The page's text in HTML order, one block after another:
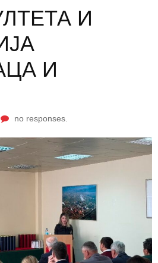
И
И
no responses.